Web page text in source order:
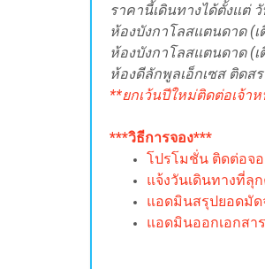
ราคานี้เดินทางได้ตั้งแต่
ห้องบังกาโลสแตนดาด (
ห้องบังกาโลสแตนดาด (
ห้องดีลักพูลเอ็กเซส ติดส
**ยกเว้นปีใหม่ติดต่อเจ้า
***วิธีการจอง***
โปรโมชั่น ติดต่อจอ
แจ้งวันเดินทางที่ลุ
แอดมินสรุปยอดมัด
แอดมินออกเอกสา